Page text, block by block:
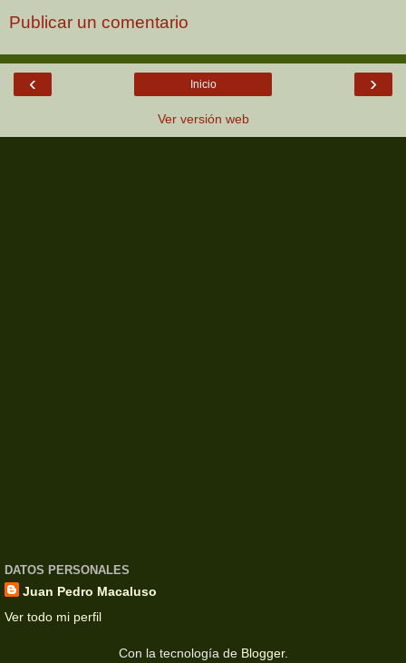
Publicar un comentario
‹ ›
Inicio
Ver versión web
DATOS PERSONALES
Juan Pedro Macaluso
Ver todo mi perfil
Con la tecnología de Blogger.